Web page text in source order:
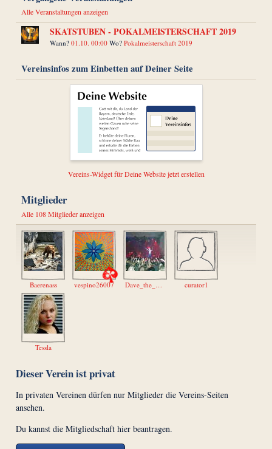
Alle Veranstaltungen anzeigen
SKATSTUBEN - POKALMEISTERSCHAFT 2019
Wann?01.10. 00:00 Wo?Pokalmeisterschaft 2019
Vereinsinfos zum Einbetten auf Deiner Seite
Vereins-Widget für Deine Website jetzt erstellen
Mitglieder
Alle 108 Mitglieder anzeigen
Baerenass vespino26007 Dave_the_Best curator1
Tessla
Dieser Verein ist privat
In privaten Vereinen dürfen nur Mitglieder die Vereins-Seiten
ansehen.
Du kannst die Mitgliedschaft hier beantragen.